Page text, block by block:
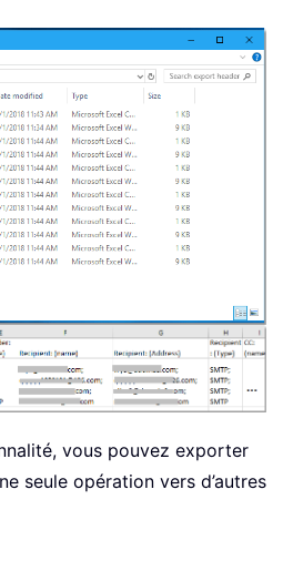
vous pouvez exporter
seule opération vers d’autres